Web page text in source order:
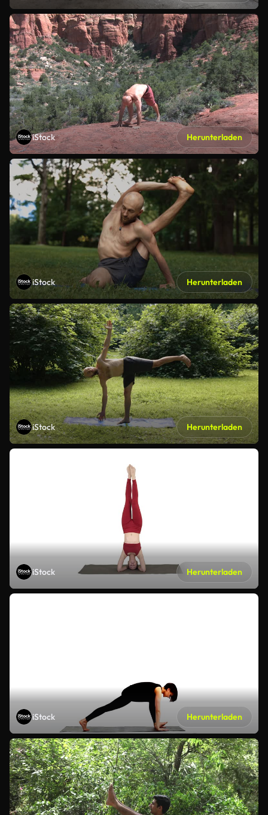
iStock Herunterladen
iStock Herunterladen
iStock Herunterladen
iStock Herunterladen
iStock Herunterladen